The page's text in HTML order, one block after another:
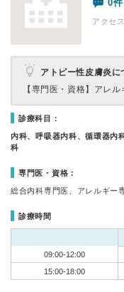
0件
アクセ
アトピー性皮膚炎に
【専門医・資格】 アレル
診療科目：
内科、呼吸器内科、循環器内
科
専門医・資格：
総合内科専門医、アレルギー
診療時間
09:00-12:00
15:00-18:00